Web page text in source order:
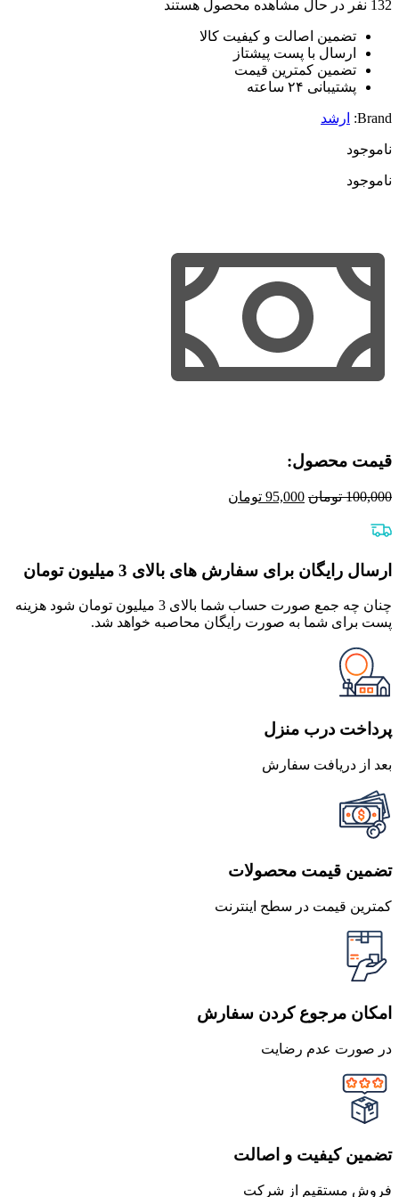
132 نفر در حال مشاهده محصول هستند
تضمین اصالت و کیفیت کالا
ارسال با پست پیشتاز
تضمین کمترین قیمت
پشتیبانی ۲۴ ساعته
Brand: ارشد
ناموجود
ناموجود
قیمت محصول:​
100,000 تومان قیمت
95,000 تومان
ارسال رایگان برای سفارش های بالای 3 میلیون تومان
چنان چه جمع صورت حساب شما بالای 3 میلیون تومان شود هزینه
پست برای شما به صورت رایگان محاصبه خواهد شد.
پرداخت درب منزل
بعد از دریافت سفارش
تضمین قیمت محصولات
کمترین قیمت در سطح اینترنت
امکان مرجوع کردن سفارش
در صورت عدم رضایت
تضمین کیفیت و اصالت
فروش مستقیم از شرکت